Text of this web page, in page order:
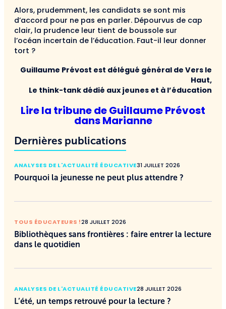
Alors, prudemment, les candidats se sont mis
d’accord pour ne pas en parler. Dépourvus de cap
clair, la prudence leur tient de boussole sur
l’océan incertain de l’éducation. Faut-il leur donner
tort ?
Guillaume Prévost est délégué général de Vers le
Haut,
Le think-tank dédié aux jeunes et à l’éducation
Lire la tribune de Guillaume Prévost
dans Marianne
Dernières publications
ANALYSES DE L'ACTUALITÉ ÉDUCATIVE31 JUILLET 2026
Pourquoi la jeunesse ne peut plus attendre ?
TOUS ÉDUCATEURS !28 JUILLET 2026
Bibliothèques sans frontières : faire entrer la lecture
dans le quotidien
ANALYSES DE L'ACTUALITÉ ÉDUCATIVE28 JUILLET 2026
L’été, un temps retrouvé pour la lecture ?